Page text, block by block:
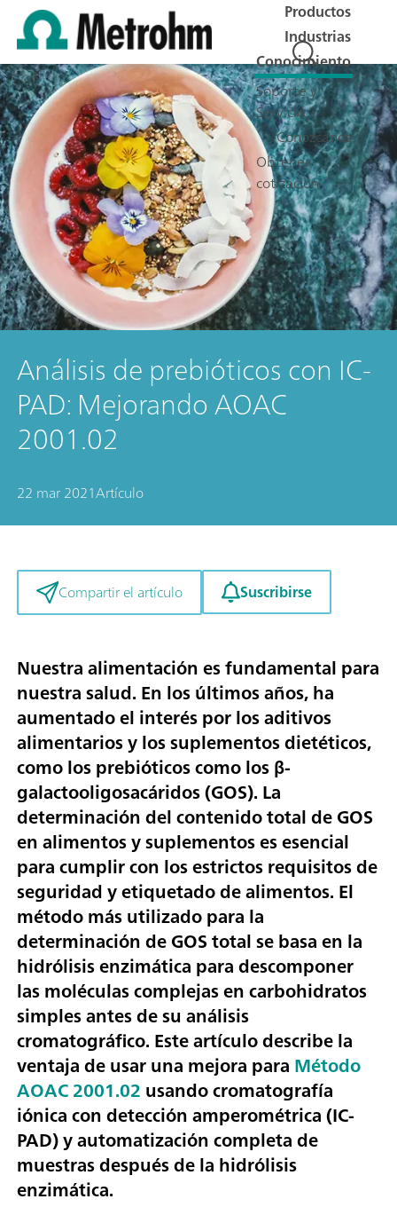
Productos
Industrias
Conocimiento
Soporte y
Servicio
Conózcanos
Obtener
cotización
Análisis de prebióticos con IC-
PAD: Mejorando AOAC
2001.02
22 mar 2021Artículo
Compartir el artículo Suscribirse
Nuestra alimentación es fundamental para
nuestra salud. En los últimos años, ha
aumentado el interés por los aditivos
alimentarios y los suplementos dietéticos,
como los prebióticos como los β-
galactooligosacáridos (GOS). La
determinación del contenido total de GOS
en alimentos y suplementos es esencial
para cumplir con los estrictos requisitos de
seguridad y etiquetado de alimentos. El
método más utilizado para la
determinación de GOS total se basa en la
hidrólisis enzimática para descomponer
las moléculas complejas en carbohidratos
simples antes de su análisis
cromatográfico. Este artículo describe la
ventaja de usar una mejora para Método
AOAC 2001.02 usando cromatografía
iónica con detección amperométrica (IC-
PAD) y automatización completa de
muestras después de la hidrólisis
enzimática.